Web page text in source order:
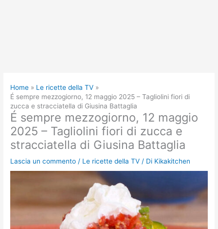
Home
Le ricette della TV
É sempre mezzogiorno, 12 maggio 2025 – Tagliolini fiori di
zucca e stracciatella di Giusina Battaglia
É sempre mezzogiorno, 12 maggio
2025 – Tagliolini fiori di zucca e
stracciatella di Giusina Battaglia
Lascia un commento / Le ricette della TV / Di Kikakitchen